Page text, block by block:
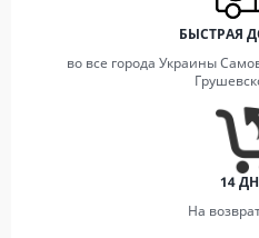
БЫСТРАЯ
во все города Украины
14
На